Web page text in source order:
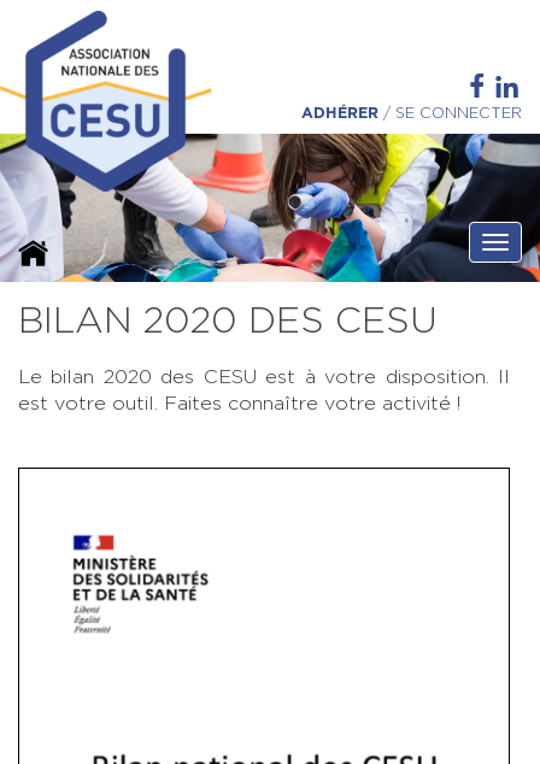
ADHÉRER / SE CONNECTER
BILAN 2020 DES CESU
Le bilan 2020 des CESU est à votre disposition. Il
est votre outil. Faites connaître votre activité !